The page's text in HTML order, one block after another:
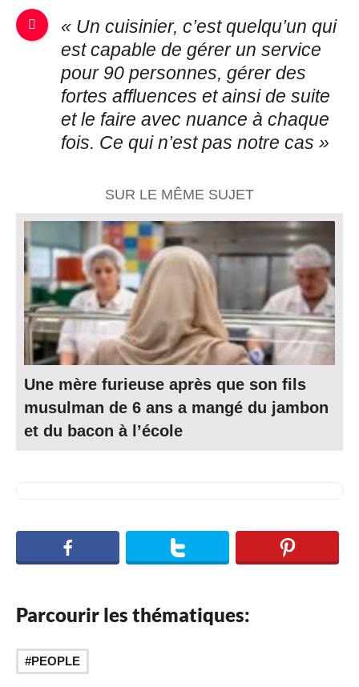
« Un cuisinier, c’est quelqu’un qui
est capable de gérer un service
pour 90 personnes, gérer des
fortes affluences et ainsi de suite
et le faire avec nuance à chaque
fois. Ce qui n’est pas notre cas »
SUR LE MÊME SUJET
Une mère furieuse après que son fils
musulman de 6 ans a mangé du jambon
et du bacon à l’école
Parcourir les thématiques:
PEOPLE